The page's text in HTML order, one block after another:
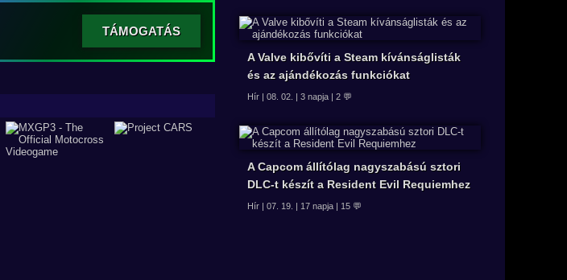
TÁMOGATÁS
A Valve kibővíti a Steam kívánságlisták
és az ajándékozás funkciókat
Hír | 08. 02. | 3 napja | 2 💬
A Capcom állítólag nagyszabású sztori
DLC-t készít a Resident Evil Requiemhez
Hír | 07. 19. | 17 napja | 15 💬